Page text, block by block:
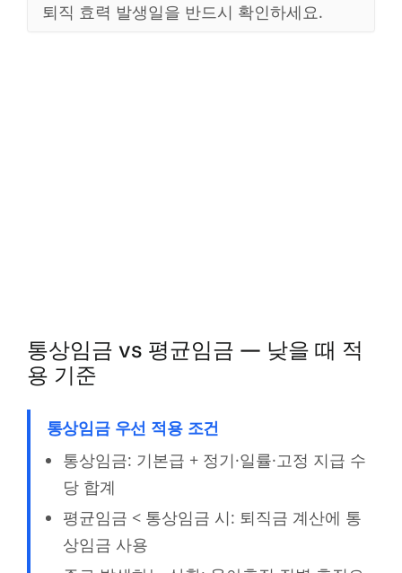
퇴직 효력 발생일을 반드시 확인하세요.
통상임금 vs 평균임금 — 낮을 때 적
용 기준
통상임금 우선 적용 조건
통상임금: 기본급 + 정기·일률·고정 지급 수
당 합계
평균임금 < 통상임금 시: 퇴직금 계산에 통
상임금 사용